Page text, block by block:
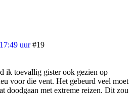
uur #19
ik toevallig gister ook gezien op
voor die vent. Het gebeurd veel moet
doodgaan met extreme reizen. Dit zou